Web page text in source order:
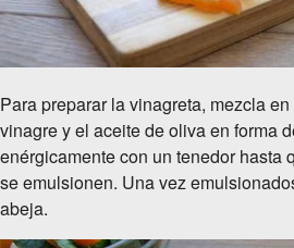
Para preparar la vinagreta, mezcla
vinagre y el aceite de oliva en forma
enérgicamente con un tenedor hasta
se emulsionen. Una vez
abeja.